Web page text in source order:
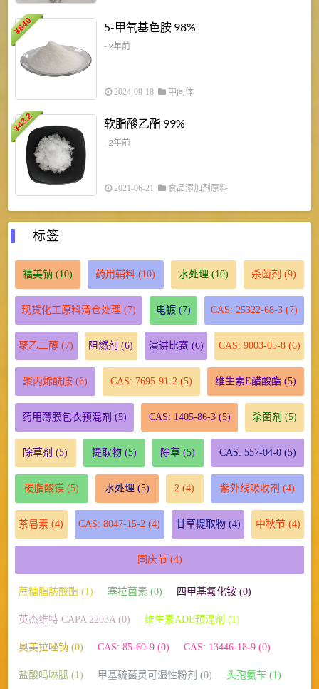
¥
840 5-甲氧基色胺 98%
- 2年前
2024-09-18 中间体
¥
43.2 软脂酸乙酯 99%
- 2年前
2021-06-21 食品添加剂原料
标签
福美钠 (10) 药用辅料 (10) 水处理 (10) 杀菌剂 (9)
现货化工原料清仓处理 (7) 电镀 (7) CAS: 25322-68-3 (7)
聚乙二醇 (7) 阻燃剂 (6) 演讲比赛(6) CAS: 9003-05-8(6)
聚丙烯酰胺(6) CAS: 7695-91-2 (5) 维生素E醋酸酯 (5)
药用薄膜包衣预混剂 (5) CAS: 1405-86-3(5) 杀菌剂 (5)
除草剂 (5) 提取物(5) 除草 (5) CAS: 557-04-0(5)
硬脂酸镁(5) 水处理 (5) 2 (4) 紫外线吸收剂 (4)
茶皂素 (4) CAS: 8047-15-2 (4) 甘草提取物(4) 中秋节(4)
国庆节(4)
蔗糖脂肪酸酯 (1) 塞拉菌素 (0) 四甲基氟化铵 (0)
英杰维特 CAPA 2203A (0) 维生素ADE预混剂 (1)
奥美拉唑钠 (0) CAS: 85-60-9 (0) CAS: 13446-18-9 (0)
盐酸吗啉胍 (1) 甲基硫菌灵可湿性粉剂 (0) 头孢氨苄 (1)